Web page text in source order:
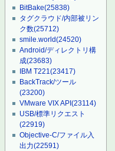
BitBake(25838)
タグクラウド/内部被リン
ク数(25712)
smile.world(24520)
Android/ディレクトリ構
成(23683)
IBM T221(23417)
BackTrack/ツール
(23200)
VMware VIX API(23114)
USB/標準リクエスト
(22919)
Objective-C/ファイル入
出力(22591)